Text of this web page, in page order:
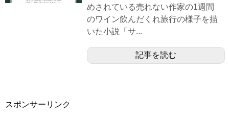
めされている売れない作家の1週間
のワイン飲んだくれ旅行の様子を描
いた小説「サ...
記事を読む
スポンサーリンク